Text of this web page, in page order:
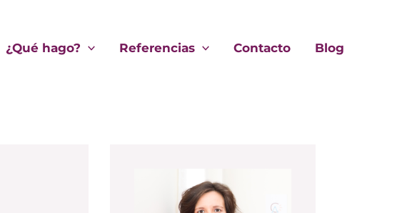
¿Qué hago? Referencias Contacto Blog